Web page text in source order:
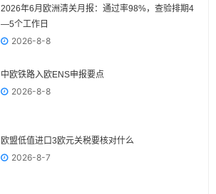
2026年6月欧洲清关月报：通过率98%，查验排期4
—5个工作日
2026-8-8
中欧铁路入欧ENS申报要点
2026-8-8
欧盟低值进口3欧元关税要核对什么
2026-8-7